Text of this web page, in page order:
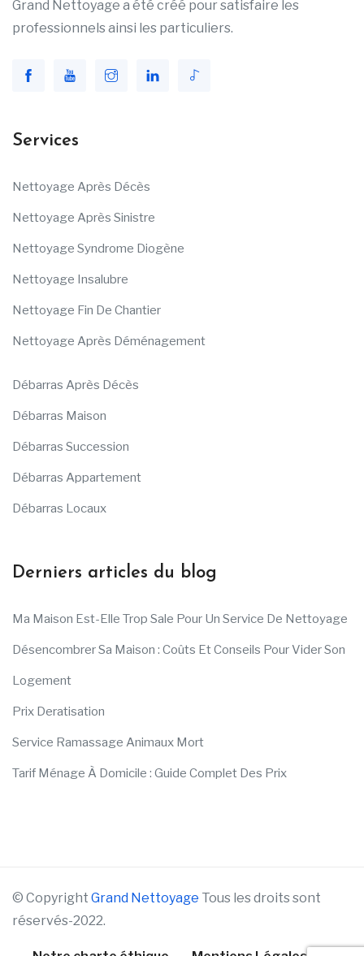
Grand Nettoyage a été créé pour satisfaire les
professionnels ainsi les particuliers.
Services
Nettoyage Après Décès
Nettoyage Après Sinistre
Nettoyage Syndrome Diogène
Nettoyage Insalubre
Nettoyage Fin De Chantier
Nettoyage Après Déménagement
Débarras Après Décès
Débarras Maison
Débarras Succession
Débarras Appartement
Débarras Locaux
Derniers articles du blog
Ma Maison Est-Elle Trop Sale Pour Un Service De Nettoyage
Désencombrer Sa Maison : Coûts Et Conseils Pour Vider Son
Logement
Prix Deratisation
Service Ramassage Animaux Mort
Tarif Ménage À Domicile : Guide Complet Des Prix
© Copyright Grand Nettoyage Tous les droits sont
réservés-2022.